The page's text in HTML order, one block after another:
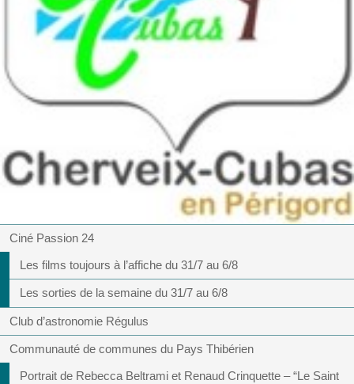
Ciné Passion 24
Les films toujours à l’affiche du 31/7 au 6/8
Les sorties de la semaine du 31/7 au 6/8
Club d’astronomie Régulus
Communauté de communes du Pays Thibérien
Portrait de Rebecca Beltrami et Renaud Crinquette – “Le Saint